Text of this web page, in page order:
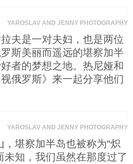
YAROSLAV AND JENNY PHOTOGRAPHY
夫是一对夫妇，也是两位
斯美丽而遥远的堪察加半
者的梦想之地。热尼娅和
俄罗斯》来一起分享他们
YAROSLAV AND JENNY PHOTOGRAPHY
，堪察加半岛也被称为“炽
未知，我们虽然在那度过了